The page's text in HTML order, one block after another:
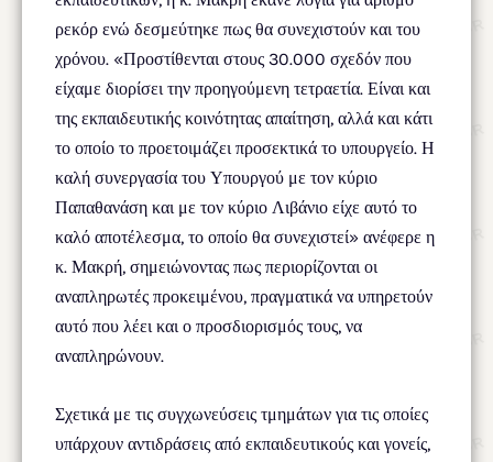
ρεκόρ ενώ δεσμεύτηκε πως θα συνεχιστούν και του
χρόνου. «Προστίθενται στους 30.000 σχεδόν που
είχαμε διορίσει την προηγούμενη τετραετία. Είναι και
της εκπαιδευτικής κοινότητας απαίτηση, αλλά και κάτι
το οποίο το προετοιμάζει προσεκτικά το υπουργείο. Η
καλή συνεργασία του Υπουργού με τον κύριο
Παπαθανάση και με τον κύριο Λιβάνιο είχε αυτό το
καλό αποτέλεσμα, το οποίο θα συνεχιστεί» ανέφερε η
κ. Μακρή, σημειώνοντας πως περιορίζονται οι
αναπληρωτές προκειμένου, πραγματικά να υπηρετούν
αυτό που λέει και ο προσδιορισμός τους, να
αναπληρώνουν.
Σχετικά με τις συγχωνεύσεις τμημάτων για τις οποίες
υπάρχουν αντιδράσεις από εκπαιδευτικούς και γονείς,